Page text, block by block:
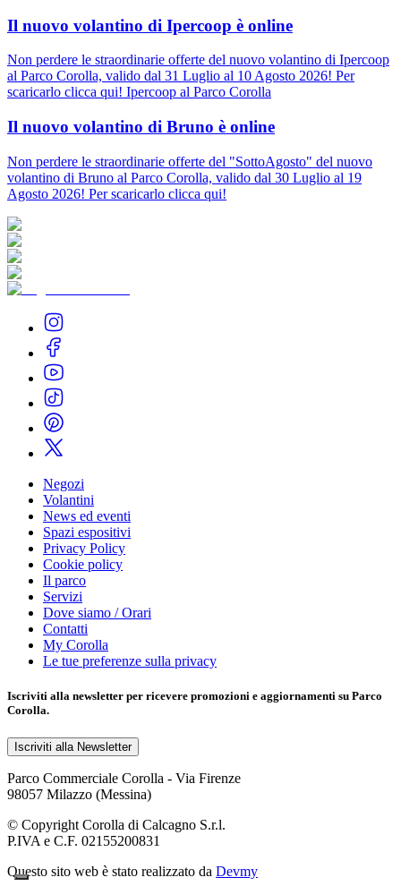
Il nuovo volantino di Ipercoop è online
Non perdere le straordinarie offerte del nuovo volantino di Ipercoop
al Parco Corolla, valido dal 31 Luglio al 10 Agosto 2026! Per
scaricarlo clicca qui! Ipercoop al Parco Corolla
Il nuovo volantino di Bruno è online
Non perdere le straordinarie offerte del "SottoAgosto" del nuovo
volantino di Bruno al Parco Corolla, valido dal 30 Luglio al 19
Agosto 2026! Per scaricarlo clicca qui!
Negozi
Volantini
News ed eventi
Spazi espositivi
Privacy Policy
Cookie policy
Il parco
Servizi
Dove siamo / Orari
Contatti
My Corolla
Le tue preferenze sulla privacy
Iscriviti alla newsletter per ricevere promozioni e aggiornamenti su Parco
Corolla.
Iscriviti alla Newsletter
Parco Commerciale Corolla - Via Firenze
98057 Milazzo (Messina)
© Copyright Corolla di Calcagno S.r.l.
P.IVA e C.F. 02155200831
Questo sito web è stato realizzato da Devmy